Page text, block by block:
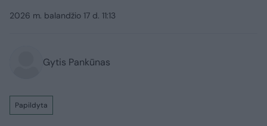
2026 m. balandžio 17 d. 11:13
Gytis Pankūnas
Papildyta